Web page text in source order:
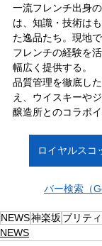
一流フレンチ出身
は、知識・技術は
た逸品たち。現地
フレンチの経験を
幅広く提供する。
品質管理を徹底し
え、ウイスキーや
醸造所とのコラボ
ロイヤルスコ
バー検索（
NEWS神楽坂 ブリテ
NEWS